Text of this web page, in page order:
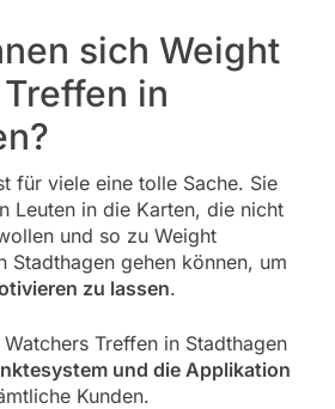
sich Weight
in
für viele eine tolle Sache. Sie
Leuten in die Karten, die nicht
und so zu Weight
Stadthagen gehen können, um
zu lassen.
Treffen in Stadthagen
und die Applikation
Kunden.